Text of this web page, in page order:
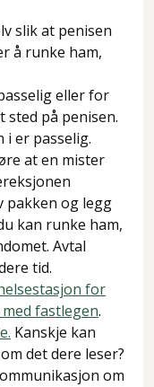
slik at penisen
å runke ham,
eller for
sted på penisen.
er passelig.
at en mister
pakken og legg
kan runke ham,
Avtal
tid.
for
fastlegen.
Kanskje kan
det dere leser?
om